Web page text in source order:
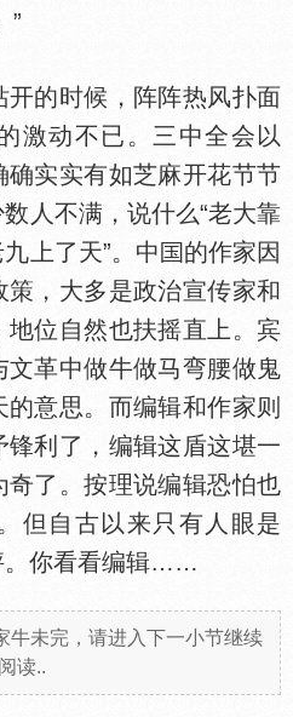
”
的时候，阵阵热风扑面
激动不已。三中全会以
实实有如芝麻开花节节
人不满，说什么“老大靠
上了天”。中
的作家因
，大多是政治宣传家和
位自然也扶摇直上。宾
革中做牛做马弯腰做鬼
意思。而编辑和作家则
利了，编辑这盾这堪一
了。按理说编辑恐怕也
但自古以来只有人眼是
。你看看编辑……
牛未完，请进入下一小节继续
阅读..